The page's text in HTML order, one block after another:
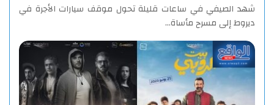
شهد الصيفي في ساعات قليلة تحول موقف سيارات الأجرة في
ديروط إلى مسرح مأساة…